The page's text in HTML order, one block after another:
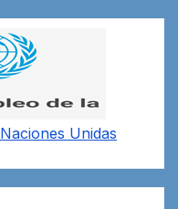
Naciones Unidas